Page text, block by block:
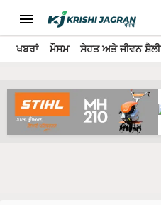
ਖਬਰਾਂ ਮੌਸਮ ਸੇਹਤ ਅਤੇ ਜੀਵਨ ਸ਼ੈਲੀ